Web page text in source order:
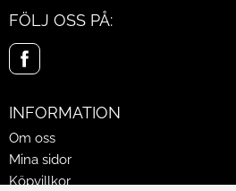
FÖLJ OSS PÅ:
INFORMATION
Om oss
Mina sidor
Köpvillkor